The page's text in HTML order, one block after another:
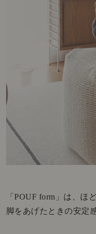
「POUF form」は、ほ
脚をあげたときの安定